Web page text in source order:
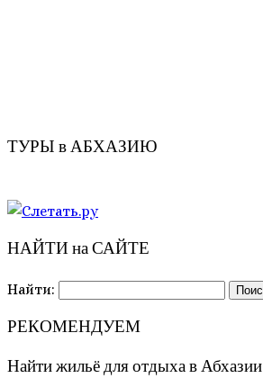
ТУРЫ в АБХАЗИЮ
НАЙТИ на САЙТЕ
Найти:
РЕКОМЕНДУЕМ
Найти жильё для отдыха в Абхазии